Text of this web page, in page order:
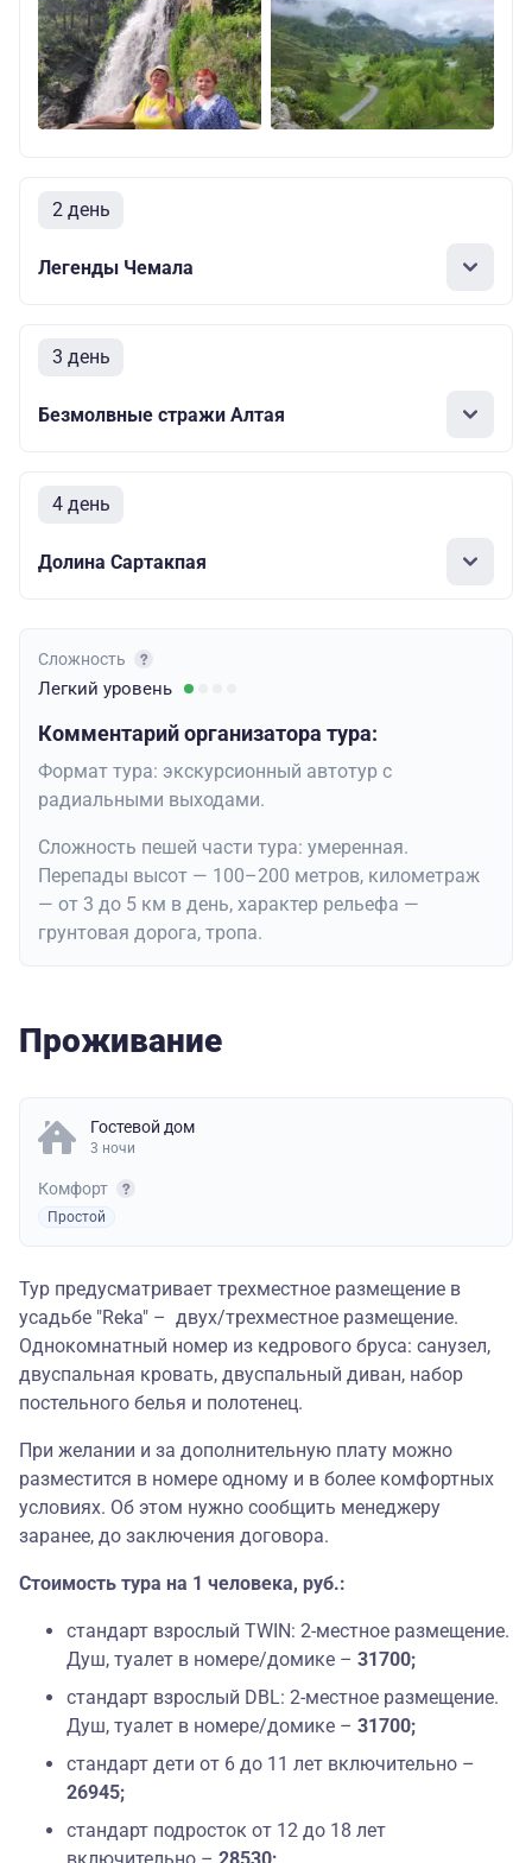
2 день
Легенды Чемала
3 день
Безмолвные стражи Алтая
4 день
Долина Сартакпая
Сложность
Легкий уровень
Комментарий организатора тура:
Формат тура: экскурсионный автотур с
радиальными выходами.
Сложность пешей части тура: умеренная.
Перепады высот — 100–200 метров, километраж
— от 3 до 5 км в день, характер рельефа —
грунтовая дорога, тропа.
Проживание
Гостевой дом
3 ночи
Комфорт
Простой
Тур предусматривает трехместное размещение в
усадьбе "Reka" – двух/трехместное размещение.
Однокомнатный номер из кедрового бруса: санузел,
двуспальная кровать, двуспальный диван, набор
постельного белья и полотенец.
При желании и за дополнительную плату можно
разместится в номере одному и в более комфортных
условиях. Об этом нужно сообщить менеджеру
заранее, до заключения договора.
Стоимость тура на 1 человека, руб.:
стандарт взрослый TWIN: 2-местное размещение.
Душ, туалет в номере/домике – 31700;
стандарт взрослый DBL: 2-местное размещение.
Душ, туалет в номере/домике – 31700;
стандарт дети от 6 до 11 лет включительно –
26945;
стандарт подросток от 12 до 18 лет